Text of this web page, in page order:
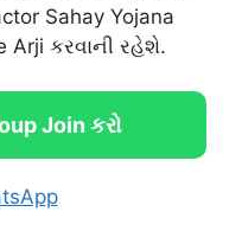
Sahay Yojana
Arji કરવાની રહેશે.
Join કરો